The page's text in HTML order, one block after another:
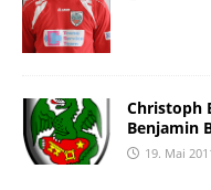
Christoph
Benjamin
19. Mai